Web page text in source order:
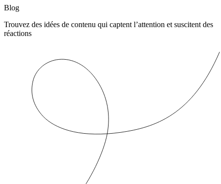
Blog
Trouvez des idées de contenu qui captent l’attention et suscitent des
réactions